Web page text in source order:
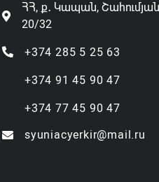
ՀՀ, ք․ Կապան, Շահումյան
20/32
+374 285 5 25 63
+374 91 45 90 47
+374 77 45 90 47
syuniacyerkir@mail.ru